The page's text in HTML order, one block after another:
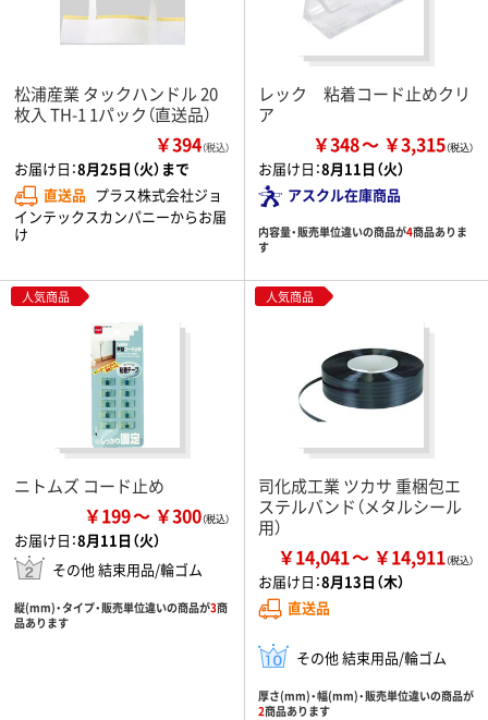
松浦産業 タックハンドル 20
枚入 TH-1 1パック（直送品）
￥394（税込）
お届け日：8月25日（火）まで
直送品 プラス株式会社ジョ
インテックスカンパニーからお届
け
レック 粘着コード止めクリ
ア
￥348 ￥3,315
お届け日：8月11日（火）
アスクル在庫商品
内容量・販売単位違いの商品が4商品ありま
す
人気商品
ニトムズ コード止め
￥199 ￥300
お届け日：8月11日（火）
その他 結束用品/輪ゴム
縦(mm)・タイプ・販売単位違いの商品が3商
品あります
人気商品
司化成工業 ツカサ 重梱包エ
ステルバンド（メタルシール
用）
￥14,041 ￥14,911
お届け日：8月13日（木）
直送品
その他 結束用品/輪ゴム
厚さ(mm)・幅(mm)・販売単位違いの商品が
2商品あります